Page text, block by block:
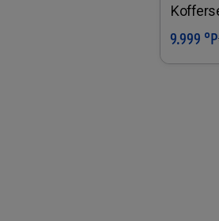
tlg.
9.999 °P